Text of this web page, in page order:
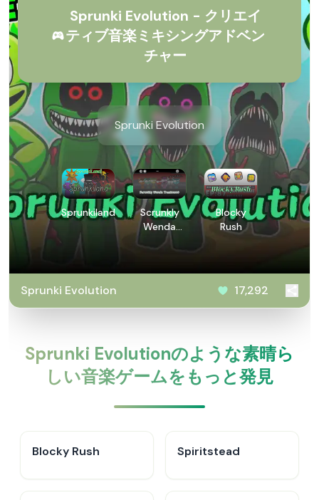
Sprunki Evolution - クリエイ
ティブ音楽ミキシングアドベン
チャー
Sprunki Evolution
Sprunkiland
Scrunkly
Wenda
Treatment
Blocky
Rush
Sprunki Evolution 17,292
Sprunki Evolutionのような素晴ら
しい音楽ゲームをもっと発見
Blocky Rush Spiritstead